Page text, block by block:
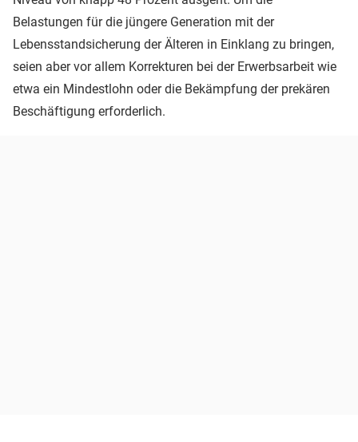
Belastungen für die jüngere Generation mit der
Lebensstandsicherung der Älteren in Einklang zu bringen,
seien aber vor allem Korrekturen bei der Erwerbsarbeit wie
etwa ein Mindestlohn oder die Bekämpfung der prekären
Beschäftigung erforderlich.